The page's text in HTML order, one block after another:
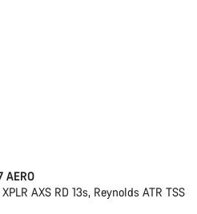
AERO
AXS RD 13s, Reynolds ATR TSS